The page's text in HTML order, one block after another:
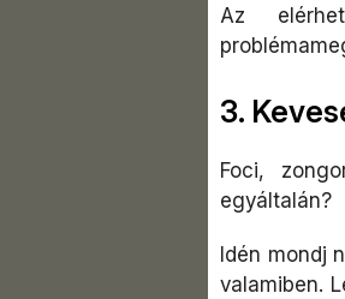
Az
3.
Foci,
egyáltalán?
Idén mondj
valamiben.